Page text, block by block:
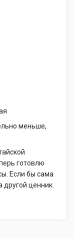
меньше,
готовлю
Если бы сама
ценник.